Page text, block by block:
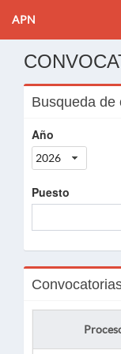
APN
Busqueda de
Año
2026
Puesto